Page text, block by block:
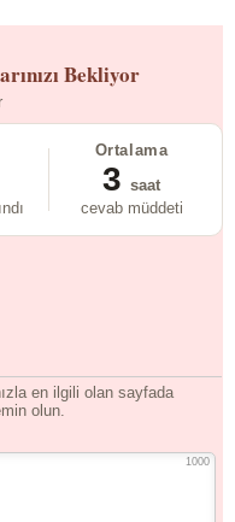
Bekliyor
Ortalama
3 saat
cevab müddeti
en ilgili olan sayfada
olun.
1000